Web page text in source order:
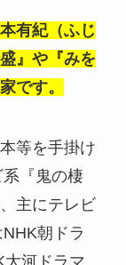
有紀（ふじ
』や『みを
です。
等を手掛け
『鬼の棲
主にテレビ
朝ドラ
大河ドラマ